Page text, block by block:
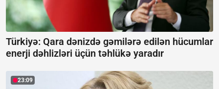
Türkiyə: Qara dənizdə gəmilərə edilən hücumlar
enerji dəhlizləri üçün təhlükə yaradır
23:09